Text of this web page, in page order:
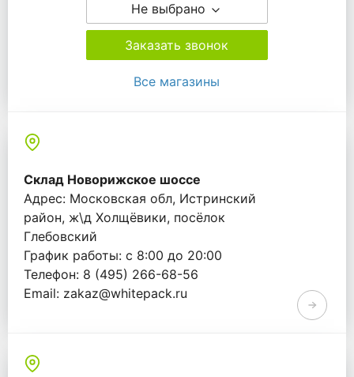
Не выбрано
Заказать звонок
Все магазины
Склад Новорижское шоссе
Адрес: Московская обл, Истринский
район, ж\д Холщёвики, посёлок
Глебовский
График работы: с 8:00 до 20:00
Телефон: 8 (495) 266-68-56
Email: zakaz@whitepack.ru